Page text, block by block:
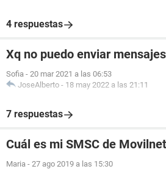
4 respuestas
Xq no puedo enviar
Sofia - 20 mar 2021 a las 06:53
JoseAlberto - 18 may 2022 a las 21:11
7 respuestas
Cuál es mi SMSC de
Maria - 27 ago 2019 a las 15:30